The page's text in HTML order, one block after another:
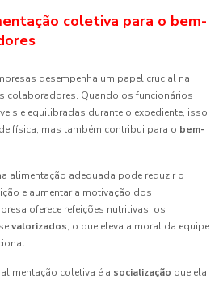
coletiva para o bem-
desempenha um papel crucial na
colaboradores. Quando os funcionários
e equilibradas durante o expediente, isso
física, mas também contribui para o bem-
alimentação adequada pode reduzir o
e aumentar a motivação dos
oferece refeições nutritivas, os
valorizados, o que eleva a moral da equipe
coletiva é a socialização que ela